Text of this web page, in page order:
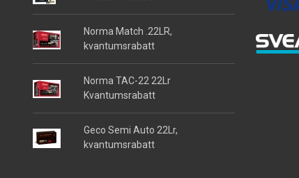
Norma Match .22LR,
kvantumsrabatt
Norma TAC-22 22Lr
Kvantumsrabatt
Geco Semi Auto 22Lr,
kvantumsrabatt